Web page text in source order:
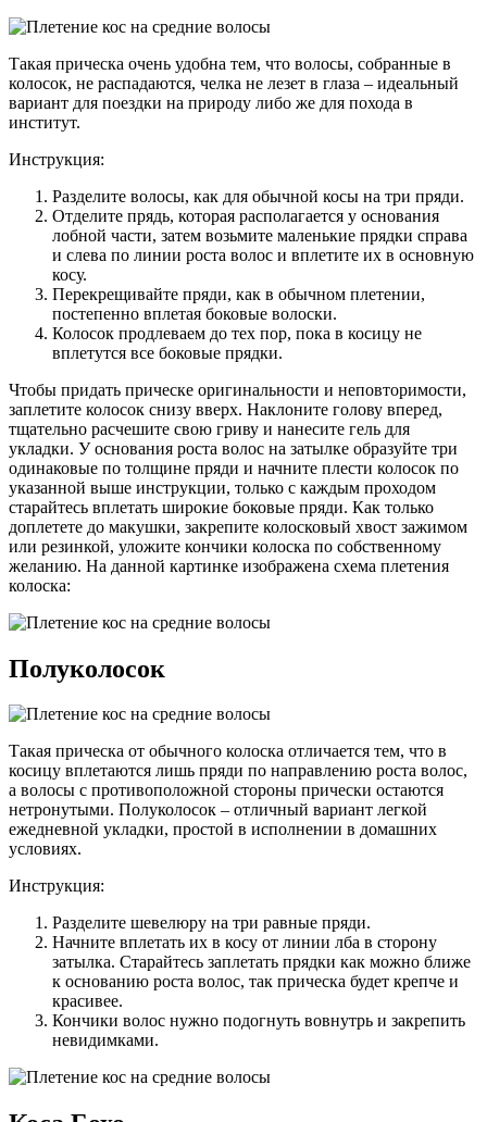
Такая прическа очень удобна тем, что волосы, собранные в
колосок, не распадаются, челка не лезет в глаза – идеальный
вариант для поездки на природу либо же для похода в
институт.
Инструкция:
Разделите волосы, как для обычной косы на три пряди.
Отделите прядь, которая располагается у основания
лобной части, затем возьмите маленькие прядки справа
и слева по линии роста волос и вплетите их в основную
косу.
Перекрещивайте пряди, как в обычном плетении,
постепенно вплетая боковые волоски.
Колосок продлеваем до тех пор, пока в косицу не
вплетутся все боковые прядки.
Чтобы придать прическе оригинальности и неповторимости,
заплетите колосок снизу вверх. Наклоните голову вперед,
тщательно расчешите свою гриву и нанесите гель для
укладки. У основания роста волос на затылке образуйте три
одинаковые по толщине пряди и начните плести колосок по
указанной выше инструкции, только с каждым проходом
старайтесь вплетать широкие боковые пряди. Как только
доплетете до макушки, закрепите колосковый хвост зажимом
или резинкой, уложите кончики колоска по собственному
желанию. На данной картинке изображена схема плетения
колоска:
Полуколосок
Такая прическа от обычного колоска отличается тем, что в
косицу вплетаются лишь пряди по направлению роста волос,
а волосы с противоположной стороны прически остаются
нетронутыми. Полуколосок – отличный ­вариант легкой
ежедневной укладки, простой в исполнении в домашних
условиях.
Инструкция:
Разделите шевелюру на три равные пряди.
Начните вплетать их в косу от линии лба в сторону
затылка. Старайтесь заплетать прядки как можно ближе
к основанию роста волос, так прическа будет крепче и
красивее.
Кончики волос нужно подогнуть вовнутрь и закрепить
невидимками.